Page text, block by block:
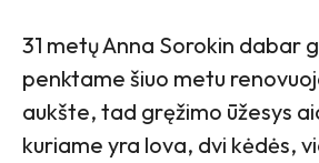
31 metų Anna Sorokin dabar
penktame šiuo metu
aukšte, tad gręžimo ūžesys
kuriame yra lova, dvi kėdės,